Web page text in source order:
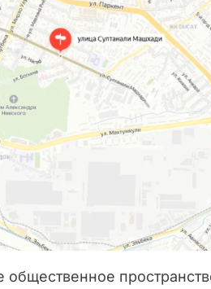
общественное